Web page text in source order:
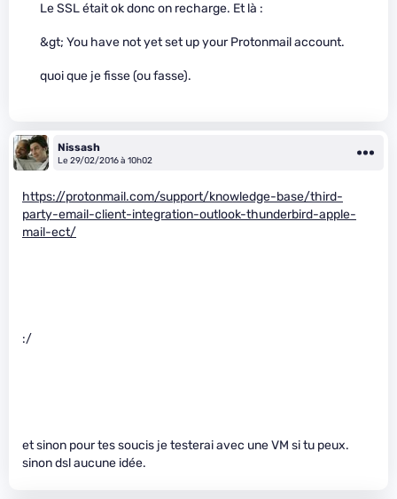
Le SSL était ok donc on recharge. Et là :
&gt; You have not yet set up your Protonmail account.
quoi que je fisse (ou fasse).
Nissash
Le 29/02/2016 à 10h02
https://protonmail.com/support/knowledge-base/third-
party-email-client-integration-outlook-thunderbird-apple-
mail-ect/
:/
et sinon pour tes soucis je testerai avec une VM si tu peux.
sinon dsl aucune idée.